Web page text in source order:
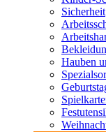
Sicherheit
Hauben